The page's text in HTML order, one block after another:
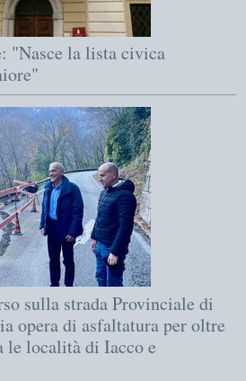
"Nasce la lista civica
sulla strada Provinciale di
opera di asfaltatura per oltre
le località di Iacco e